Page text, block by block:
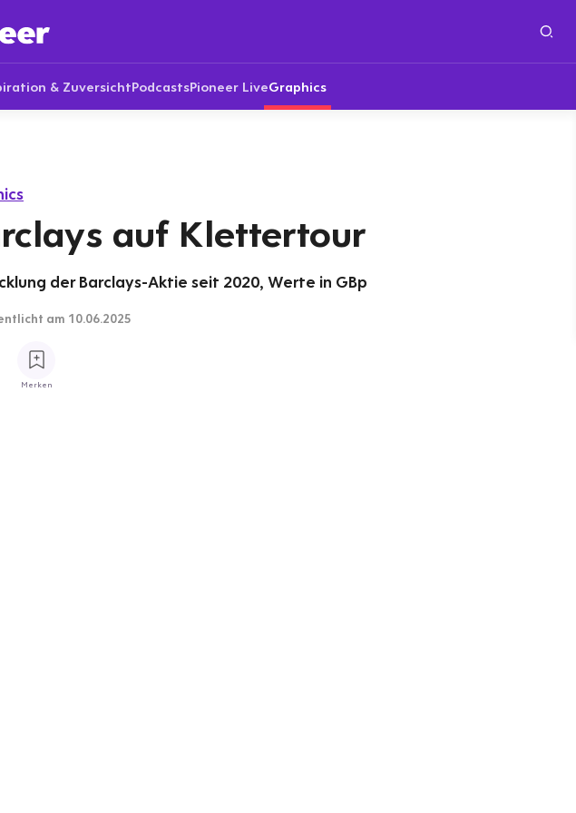
& ZuversichtPodcastsPioneer LiveGraphics
auf Klettertour
der Barclays-Aktie seit 2020, Werte in GBp
am 10.06.2025
Merken